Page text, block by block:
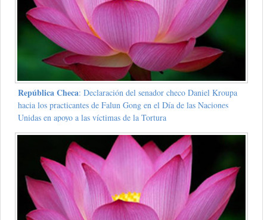
República Checa: Declaración del senador checo Daniel Kroupa
hacia los practicantes de Falun Gong en el Día de las Naciones
Unidas en apoyo a las víctimas de la Tortura